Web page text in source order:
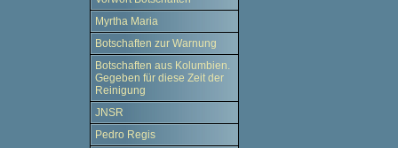
Myrtha Maria
Botschaften zur Warnung
Botschaften aus Kolumbien.
Gegeben für diese Zeit der
Reinigung
JNSR
Pedro Regis